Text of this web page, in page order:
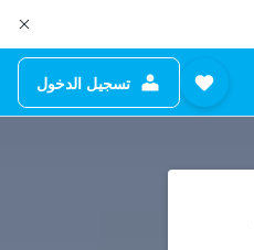
تسجيل الدخول